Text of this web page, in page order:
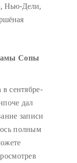
Нью-Дели,
Сопы
в сентябре-
дал
записи
полным